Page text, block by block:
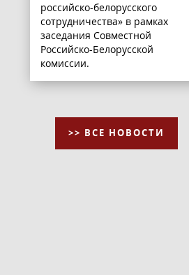
российско-белорусского
сотрудничества» в рамках
заседания Совместной
Российско-Белорусской
комиссии.
>> ВСЕ НОВОСТИ